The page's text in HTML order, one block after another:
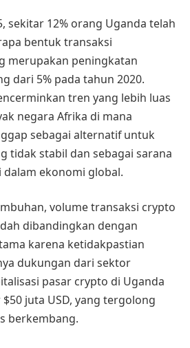
sekitar 12% orang Uganda telah
bentuk transaksi
merupakan peningkatan
dari 5% pada tahun 2020.
tren yang lebih luas
negara Afrika di mana
sebagai alternatif untuk
tidak stabil dan sebagai sarana
ekonomi global.
volume transaksi crypto
dibandingkan dengan
karena ketidakpastian
dukungan dari sektor
pasar crypto di Uganda
juta USD, yang tergolong
berkembang.